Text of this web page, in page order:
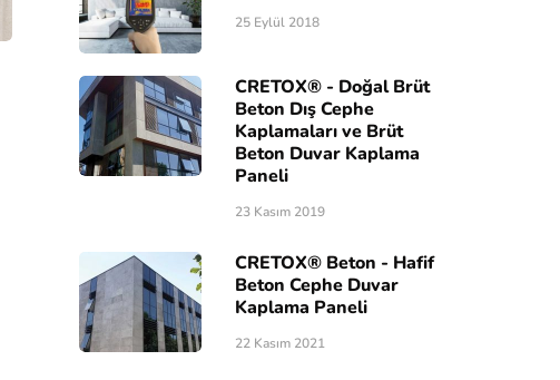
25 Eylül 2018
CRETOX® - Doğal Brüt
Beton Dış Cephe
Kaplamaları ve Brüt
Beton Duvar Kaplama
Paneli
23 Kasım 2019
CRETOX® Beton - Hafif
Beton Cephe Duvar
Kaplama Paneli
22 Kasım 2021